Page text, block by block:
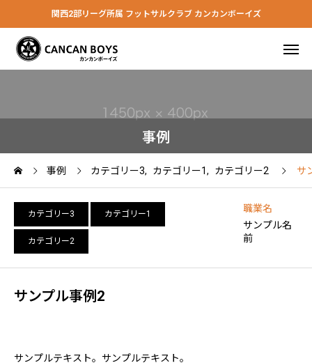
関西2部リーグ所属 フットサルクラブ カンカンボーイズ
事例
事例 カテゴリー3 カテゴリー1 カテゴリー2 サ
カテゴリー3 カテゴリー1
カテゴリー2
職業名
サンプル名
前
サンプル事例2
サンプルテキスト。サンプルテキスト。